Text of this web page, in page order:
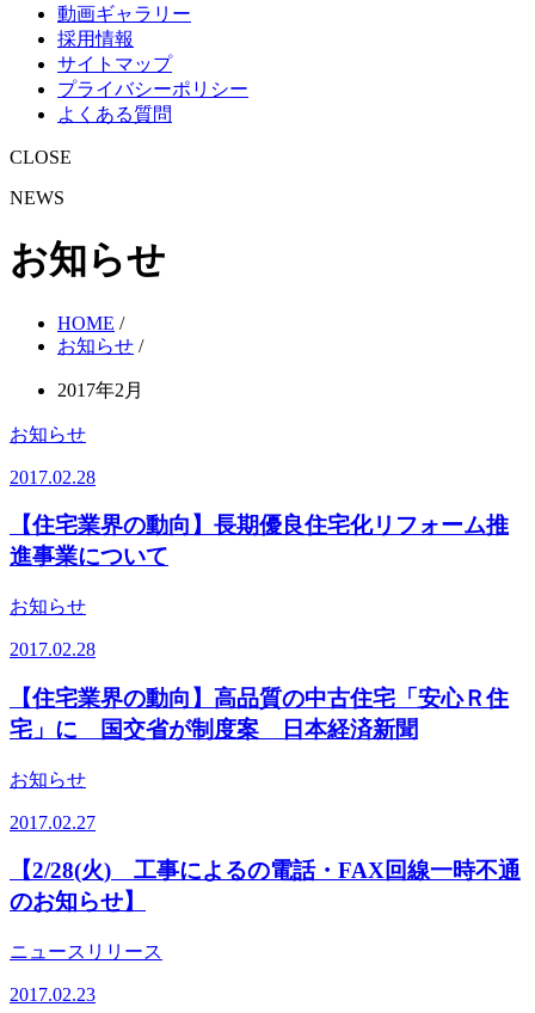
動画ギャラリー
採用情報
サイトマップ
プライバシーポリシー
よくある質問
CLOSE
NEWS
お知らせ
HOME /
お知らせ /
2017年2月
お知らせ
2017.02.28
【住宅業界の動向】長期優良住宅化リフォーム推
進事業について
お知らせ
2017.02.28
【住宅業界の動向】高品質の中古住宅「安心Ｒ住
宅」に 国交省が制度案 日本経済新聞
お知らせ
2017.02.27
【2/28(火) 工事によるの電話・FAX回線一時不通
のお知らせ】
ニュースリリース
2017.02.23